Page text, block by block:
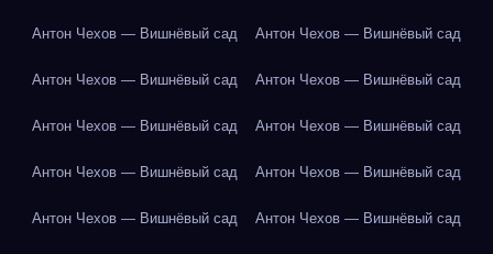
Антон Чехов — Вишнёвый сад Антон Чехов — Вишнёвый сад
Антон Чехов — Вишнёвый сад Антон Чехов — Вишнёвый сад
Антон Чехов — Вишнёвый сад Антон Чехов — Вишнёвый сад
Антон Чехов — Вишнёвый сад Антон Чехов — Вишнёвый сад
Антон Чехов — Вишнёвый сад Антон Чехов — Вишнёвый сад